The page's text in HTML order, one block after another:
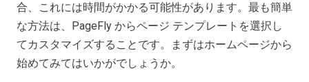
合、これには時間がかかる可能性があります。最も簡単
な方法は、PageFly からページ テンプレートを選択し
てカスタマイズすることです。まずはホームページから
始めてみてはいかがでしょうか。